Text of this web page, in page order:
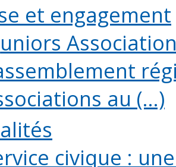
et engagement
au (...)
civique :